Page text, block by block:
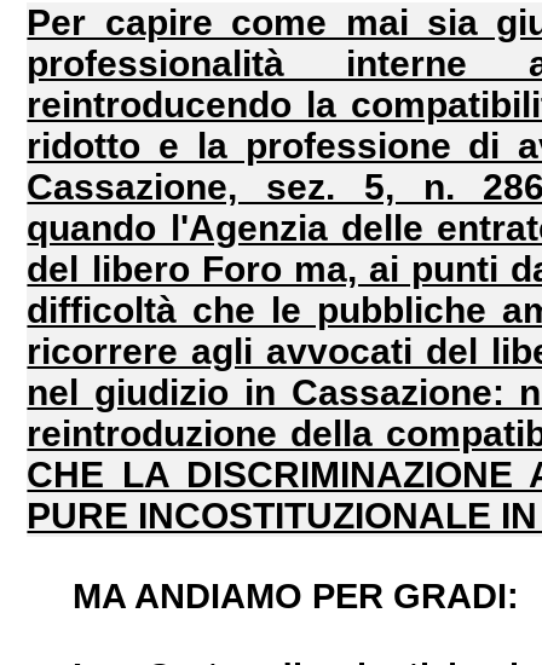
Per capire come mai sia
professionalità interne
reintroducendo la
ridotto e la professione di
Cassazione, sez. 5, n.
quando l'Agenzia delle
del libero Foro ma, ai punti
difficoltà che le pubbliche
ricorrere agli avvocati del
nel giudizio in Cassazione:
reintroduzione della
CHE LA DISCRIMINAZIONE
PURE INCOSTITUZIONALE
MA ANDIAMO PER GRADI: